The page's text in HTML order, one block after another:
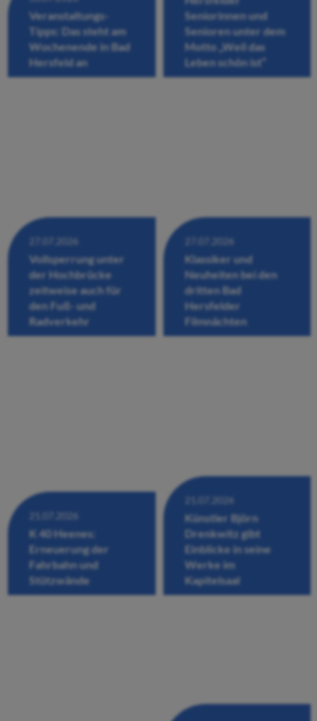
Veranstaltungs-
Tipps: Das steht am
Wochenende in Bad
Hersfeld an
Seniorinnen und
Senioren unter dem
Motto „Weil das
Leben schön ist“
27.07.2026
Vollsperrung unter
der Hochbrücke
zeitweise auch für
den Fuß- und
Radverkehr
27.07.2026
Klassiker und
Neuheiten bei den
dritten Bad
Hersfelder
Filmnächten
21.07.2026
K 40 Heenes:
Erneuerung der
Fahrbahn und
Stützwände
21.07.2026
Künstler Björn
Drenkwitz gibt
Einblicke in seine
Werke im
Kapitelsaal